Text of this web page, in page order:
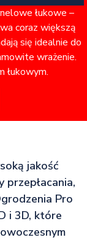
łukowe –
coraz większą
się idealnie do
wrażenie.
łukowym.
jakość
Pro
i 3D, które